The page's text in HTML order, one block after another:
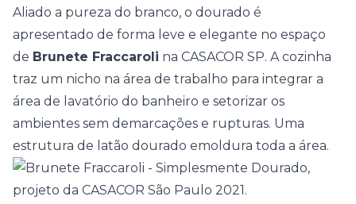
Aliado a pureza do branco, o dourado é
apresentado de forma leve e elegante no espaço
de Brunete Fraccaroli na CASACOR SP. A cozinha
traz um nicho na área de trabalho para integrar a
área de lavatório do banheiro e setorizar os
ambientes sem demarcações e rupturas. Uma
estrutura de latão dourado emoldura toda a área.